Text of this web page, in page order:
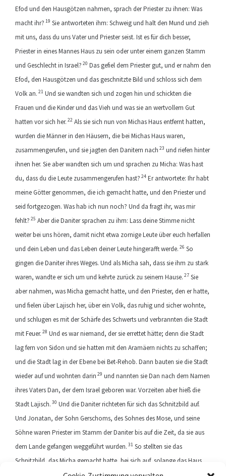
Efod und den Hausgötzen nahmen, sprach der Priester zu ihnen: Was
macht ihr? 19 Sie antworteten ihm: Schweig und halt den Mund und zieh
mit uns, dass du uns Vater und Priester seist. Ist es für dich besser,
Priester in eines Mannes Haus zu sein oder unter einem ganzen Stamm
und Geschlecht in Israel? 20 Das gefiel dem Priester gut, und er nahm den
Efod, den Hausgötzen und das geschnitzte Bild und schloss sich dem
Volk an. 21 Und sie wandten sich und zogen hin und schickten die
Frauen und die Kinder und das Vieh und was sie an wertvollem Gut
hatten vor sich her. 22 Als sie sich nun von Michas Haus entfernt hatten,
wurden die Männer in den Häusern, die bei Michas Haus waren,
zusammengerufen, und sie jagten den Danitern nach 23 und riefen hinter
ihnen her. Sie aber wandten sich um und sprachen zu Micha: Was hast
du, dass du die Leute zusammengerufen hast? 24 Er antwortete: Ihr habt
meine Götter genommen, die ich gemacht hatte, und den Priester und
seid fortgezogen. Was hab ich nun noch? Und da fragt ihr, was mir
fehlt? 25 Aber die Daniter sprachen zu ihm: Lass deine Stimme nicht
weiter bei uns hören, damit nicht etwa zornige Leute über euch herfallen
und dein Leben und das Leben deiner Leute hingerafft werde. 26 So
gingen die Daniter ihres Weges. Und als Micha sah, dass sie ihm zu stark
waren, wandte er sich um und kehrte zurück zu seinem Hause. 27 Sie
aber nahmen, was Micha gemacht hatte, und den Priester, den er hatte,
und fielen über Lajisch her, über ein Volk, das ruhig und sicher wohnte,
und schlugen es mit der Schärfe des Schwerts und verbrannten die Stadt
mit Feuer. 28 Und es war niemand, der sie errettet hätte; denn die Stadt
lag fern von Sidon und sie hatten mit den Aramäern nichts zu schaffen;
und die Stadt lag in der Ebene bei Bet-Rehob. Dann bauten sie die Stadt
wieder auf und wohnten darin 29 und nannten sie Dan nach dem Namen
ihres Vaters Dan, der dem Israel geboren war. Vorzeiten aber hieß die
Stadt Lajisch. 30 Und die Daniter richteten für sich das Schnitzbild auf.
Und Jonatan, der Sohn Gerschoms, des Sohnes des Mose, und seine
Söhne waren Priester im Stamm der Daniter bis auf die Zeit, da sie aus
dem Lande gefangen weggeführt wurden. 31 So stellten sie das
Schnitzbild, das Micha gemacht hatte, bei sich auf, solange das Haus